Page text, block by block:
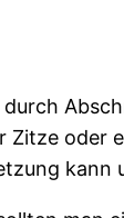
Zitze oder
kann